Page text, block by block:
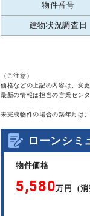
物件番号
建物状況調査日
（ご注意）
価格などの上記の内容は、変
最新の情報は担当の営業セン
未完成物件の場合の築年月は
ローンシミ
物件価格
5,580万円（消